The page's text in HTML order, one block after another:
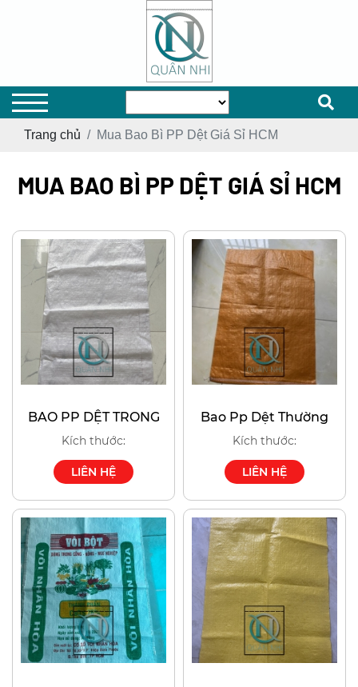
Trang chủ Mua Bao Bì PP Dệt Giá Sỉ HCM
MUA BAO BÌ PP DỆT GIÁ SỈ HCM
BAO PP DỆT TRONG
Kích thước:
LIÊN HỆ
Bao Pp Dệt Thường
Kích thước:
LIÊN HỆ